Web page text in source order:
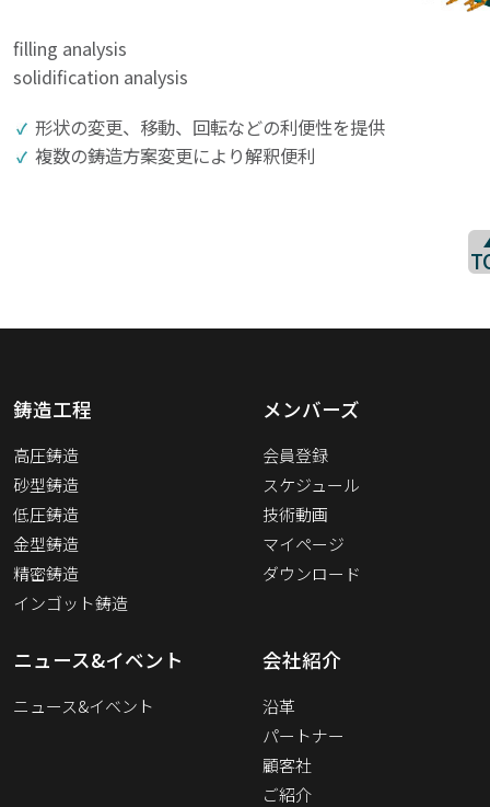
filling analysis
solidification analysis
形状の変更、移動、回転などの利便性を提供
複数の鋳造方案変更により解釈便利
鋳造工程
高圧鋳造
砂型鋳造
低圧鋳造
金型鋳造
精密鋳造
インゴット鋳造
メンバーズ
会員登録
スケジュール
技術動画
マイページ
ダウンロード
ニュース&イベント
ニュース&イベント
会社紹介
沿革
パートナー
顧客社
ご紹介